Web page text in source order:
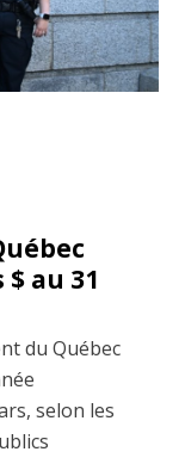
au 31
du Québec
selon les